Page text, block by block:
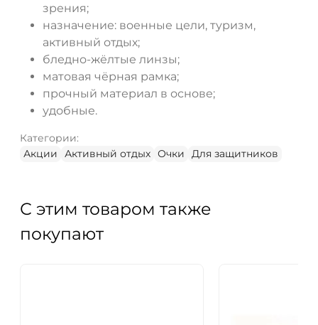
зрения;
назначение: военные цели, туризм,
активный отдых;
бледно-жёлтые линзы;
матовая чёрная рамка;
прочный материал в основе;
удобные.
Категории:
Акции
Активный отдых Очки Для защитников
С этим товаром также
покупают